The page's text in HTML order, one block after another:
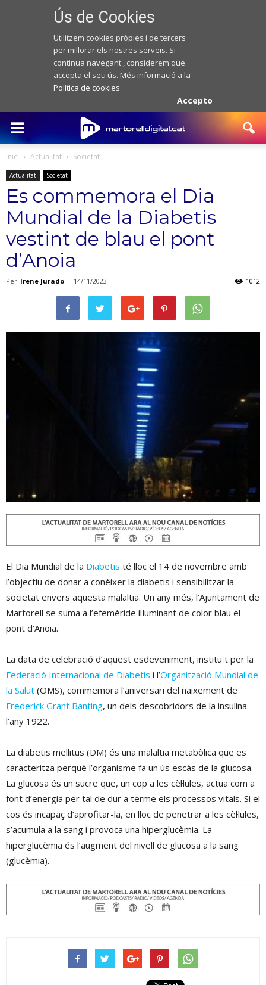
Ús de Cookies
Utilitzem cookies pròpies i de tercers
per millorar els nostres serveis. Si
continua navegant , considerem que
accepta el seu ús. Més informació a la
Política de cookies
Accepto
Inici Actualitat Societat
Actualitat Societat
Es commemora el Dia
Mundial de la Diabetis
vestint de blau el pont
d’Anoia
Per Irene Jurado - 14/11/2023 1012
El Dia Mundial de la Diabetis té lloc el 14 de novembre amb
l’objectiu de donar a conèixer la diabetis i sensibilitzar la
societat envers aquesta malaltia. Un any més, l’Ajuntament de
Martorell se suma a l’efemèride il·luminant de color blau el
pont d’Anoia.
La data de celebració d’aquest esdeveniment, instituït per la
Federació Internacional de Diabetis i l’Organització Mundial de
la Salut (OMS), commemora l’aniversari del naixement de
Frederick Grant Banting, un dels descobridors de la insulina
l’any 1922.
La diabetis mellitus (DM) és una malaltia metabòlica que es
caracteritza perquè l’organisme fa un ús escàs de la glucosa.
La glucosa és un sucre que, un cop a les cèl·lules, actua com a
font d’energia per tal de dur a terme els processos vitals. Si el
cos és incapaç d’aprofitar-la, en lloc de penetrar a les cèl·lules,
s’acumula a la sang i provoca una hiperglucèmia. La
hiperglucèmia és l’augment del nivell de glucosa a la sang
(glucèmia).